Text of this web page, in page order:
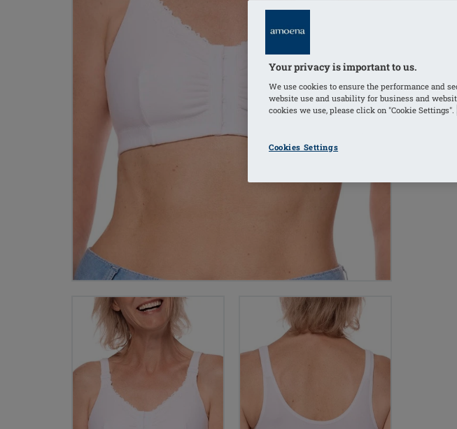
Your privacy is important to us.
We use cookies to ensure the performance and
website use and usability for business and
cookies we use, please click on "Cookie Settings".
Cookies Settings